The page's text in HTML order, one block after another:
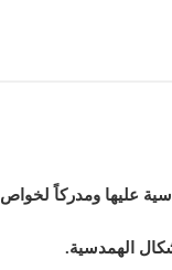
عليها ومدركاً لخواص
الهمدسية.